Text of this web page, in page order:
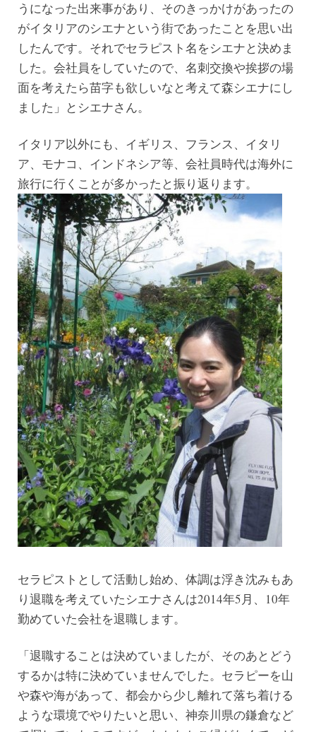
うになった出来事があり、そのきっかけがあったの
がイタリアのシエナという街であったことを思い出
したんです。それでセラピスト名をシエナと決めま
した。会社員をしていたので、名刺交換や挨拶の場
面を考えたら苗字も欲しいなと考えて森シエナにし
ました」とシエナさん。
イタリア以外にも、イギリス、フランス、イタリ
ア、モナコ、インドネシア等、会社員時代は海外に
旅行に行くことが多かったと振り返ります。
セラピストとして活動し始め、体調は浮き沈みもあ
り退職を考えていたシエナさんは2014年5月、10年
勤めていた会社を退職します。
「退職することは決めていましたが、そのあとどう
するかは特に決めていませんでした。セラピーを山
や森や海があって、都会から少し離れて落ち着ける
ような環境でやりたいと思い、神奈川県の鎌倉など